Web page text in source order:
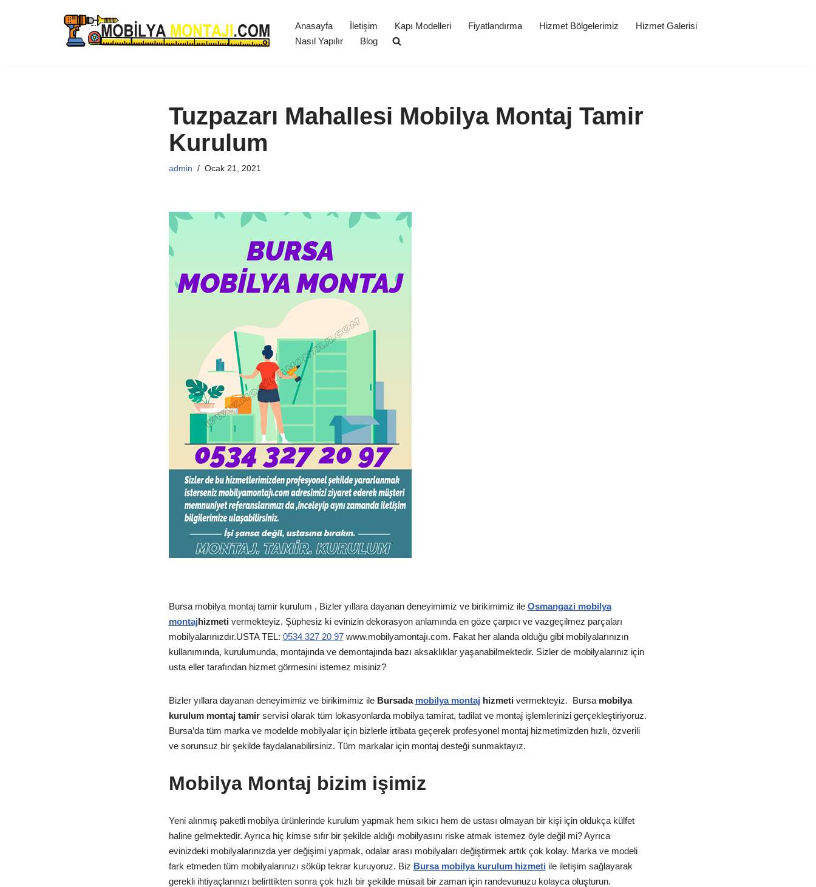
Anasayfa İletişim Kapı Modelleri Fiyatlandırma Hizmet Bölgelerimiz
Hizmet Galerisi
Nasıl Yapılır
Blog
Tuzpazarı Mahallesi Mobilya Montaj Tamir
Kurulum
admin Ocak 21, 2021
Bursa mobilya montaj tamir kurulum , Bizler yıllara dayanan deneyimimiz ve birikimimiz ile Osmangazi mobilya
montajhizmetivermekteyiz. Şüphesiz ki evinizin dekorasyon anlamında en göze çarpıcı ve vazgeçilmez parçaları
mobilyalarınızdır.USTA TEL: 0534 327 20 97www.mobilyamontajı.com. Fakat her alanda olduğu gibi mobilyalarınızın
kullanımında, kurulumunda, montajında ve demontajında bazı aksaklıklar yaşanabilmektedir. Sizler de mobilyalarınız için
usta eller tarafından hizmet görmesini istemez misiniz?
Bizler yıllara dayanan deneyimimiz ve birikimimiz ileBursada mobilya montaj hizmetivermekteyiz. Bursamobilya
kurulum montaj tamir servisi olarak tüm lokasyonlarda mobilya tamirat, tadilat ve montaj işlemlerinizi gerçekleştiriyoruz.
Bursa’da tüm marka ve modelde mobilyalar için bizlerle irtibata geçerek profesyonel montaj hizmetimizden hızlı, özverili
ve sorunsuz bir şekilde faydalanabilirsiniz. Tüm markalar için montaj desteği sunmaktayız.
Mobilya Montaj bizim işimiz
Yeni alınmış paketli mobilya ürünlerinde kurulum yapmak hem sıkıcı hem de ustası olmayan bir kişi için oldukça külfet
haline gelmektedir. Ayrıca hiç kimse sıfır bir şekilde aldığı mobilyasını riske atmak istemez öyle değil mi? Ayrıca
evinizdeki mobilyalarınızda yer değişimi yapmak, odalar arası mobilyaları değiştirmek artık çok kolay. Marka ve modeli
fark etmeden tüm mobilyalarınızı söküp tekrar kuruyoruz. Biz Bursa mobilya kurulum hizmeti ile iletişim sağlayarak
gerekli ihtiyaçlarınızı belirttikten sonra çok hızlı bir şekilde müsait bir zaman için randevunuzu kolayca oluşturun.